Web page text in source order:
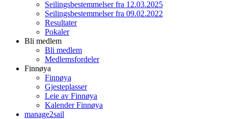
Seilingsbestemmelser fra 12.03.2025
Seilingsbestemmelser fra 09.02.2022
Resultater
Pokaler
Bli medlem
Bli medlem
Medlemsfordeler
Finnøya
Finnøya
Gjesteplasser
Leie av Finnøya
Kalender Finnøya
manage2sail